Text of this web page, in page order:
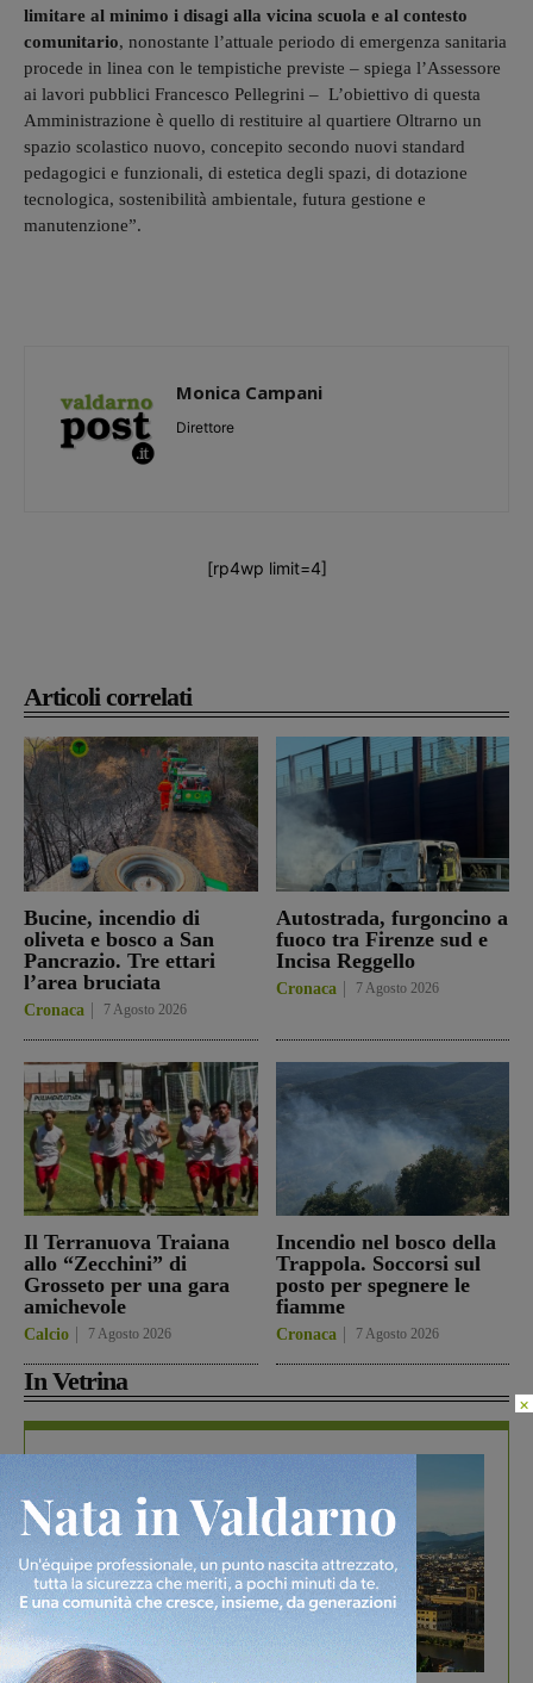
Articoli correlati
Bucine, incendio di
oliveta e bosco a San
Pancrazio. Tre ettari
l’area bruciata
Cronaca 7 Agosto 2026
Autostrada, furgoncino a
fuoco tra Firenze sud e
Incisa Reggello
Cronaca 7 Agosto 2026
Il Terranuova Traiana
allo “Zecchini” di
Grosseto per una gara
amichevole
Calcio 7 Agosto 2026
Incendio nel bosco della
Trappola. Soccorsi sul
posto per spegnere le
fiamme
Cronaca 7 Agosto 2026
In Vetrina
limitare al minimo i disagi alla vicina scuola e al contesto
comunitario, nonostante l’attuale periodo di emergenza sanitaria
procede in linea con le tempistiche previste – spiega l’Assessore
ai lavori pubblici Francesco Pellegrini – L’obiettivo di questa
Amministrazione è quello di restituire al quartiere Oltrarno un
spazio scolastico nuovo, concepito secondo nuovi standard
pedagogici e funzionali, di estetica degli spazi, di dotazione
tecnologica, sostenibilità ambientale, futura gestione e
manutenzione”.
Monica Campani
Direttore
[rp4wp limit=4]
×